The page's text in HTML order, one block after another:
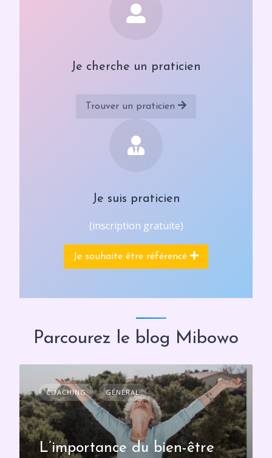
Je cherche un praticien
Trouver un praticien
Je suis praticien
(inscription gratuite)
Je souhaite être référencé
Parcourez le blog Mibowo
COACHING GÉNÉRAL
L’importance du bien-être